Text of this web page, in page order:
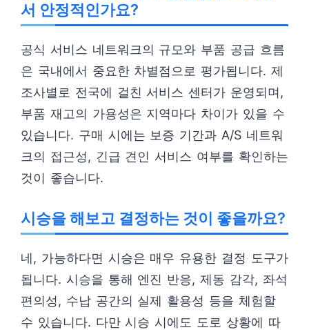
서 안정적인가요?
공식 서비스 네트워크의 규모와 부품 공급 흐름
은 국내에서 중요한 차별점으로 평가됩니다. 제
조사별로 전국에 걸친 서비스 센터가 운영되며,
부품 재고의 가용성은 지역마다 차이가 있을 수
있습니다. 구매 시에는 보증 기간과 A/S 네트워
크의 접근성, 긴급 견인 서비스 여부를 확인하는
것이 좋습니다.
시승을 해보고 결정하는 것이 좋을까요?
네, 가능하다면 시승은 매우 유용한 결정 도구가
됩니다. 시승을 통해 엔진 반응, 제동 감각, 좌석
편의성, 수납 공간의 실제 활용성 등을 체험할
수 있습니다. 다만 시승 시에도 도로 상황에 따